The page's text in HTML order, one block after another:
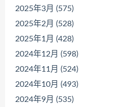
2025年3月 (575)
2025年2月 (528)
2025年1月 (428)
2024年12月 (598)
2024年11月 (524)
2024年10月 (493)
2024年9月 (535)